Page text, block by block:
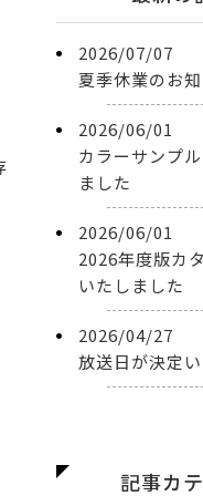
2026/07/07
夏季休業のお
2026/06/01
カラーサンプ
ました
2026/06/01
2026年度版カ
いたしました
2026/04/27
放送日が決定
記事カ